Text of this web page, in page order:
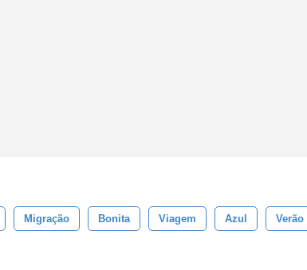
Migração Bonita Viagem Azul Verão